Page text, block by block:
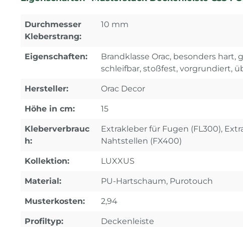
Durchmesser
Kleberstrang:
10 mm
Eigenschaften:
Brandklasse Orac, besonders hart,
schleifbar, stoßfest, vorgrundiert,
Hersteller: Orac Decor
Höhe in cm: 15
Kleberverbrauc
h:
Extrakleber für Fugen (FL300),
Nahtstellen (FX400)
Kollektion: LUXXUS
Material: PU-Hartschaum, Purotouch
Musterkosten: 2,94
Profiltyp: Deckenleiste